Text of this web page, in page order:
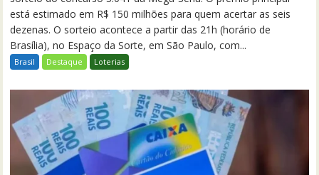
está estimado em R$ 150 milhões para quem acertar as seis
dezenas. O sorteio acontece a partir das 21h (horário de
Brasília), no Espaço da Sorte, em São Paulo, com...
Brasil Destaque Loterias